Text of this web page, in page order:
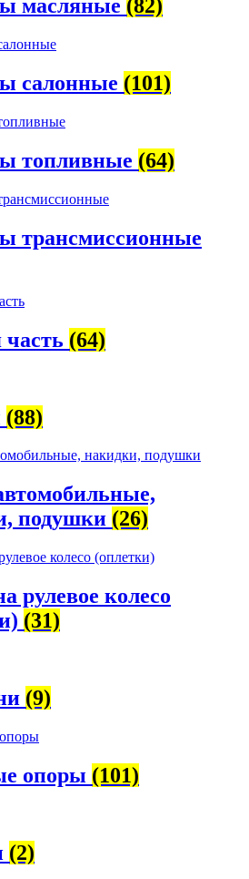
масляные (82)
салонные (101)
топливные (64)
трансмиссионные
часть (64)
(88)
подушки (26)
рулевое колесо
(31)
(9)
опоры (101)
(2)